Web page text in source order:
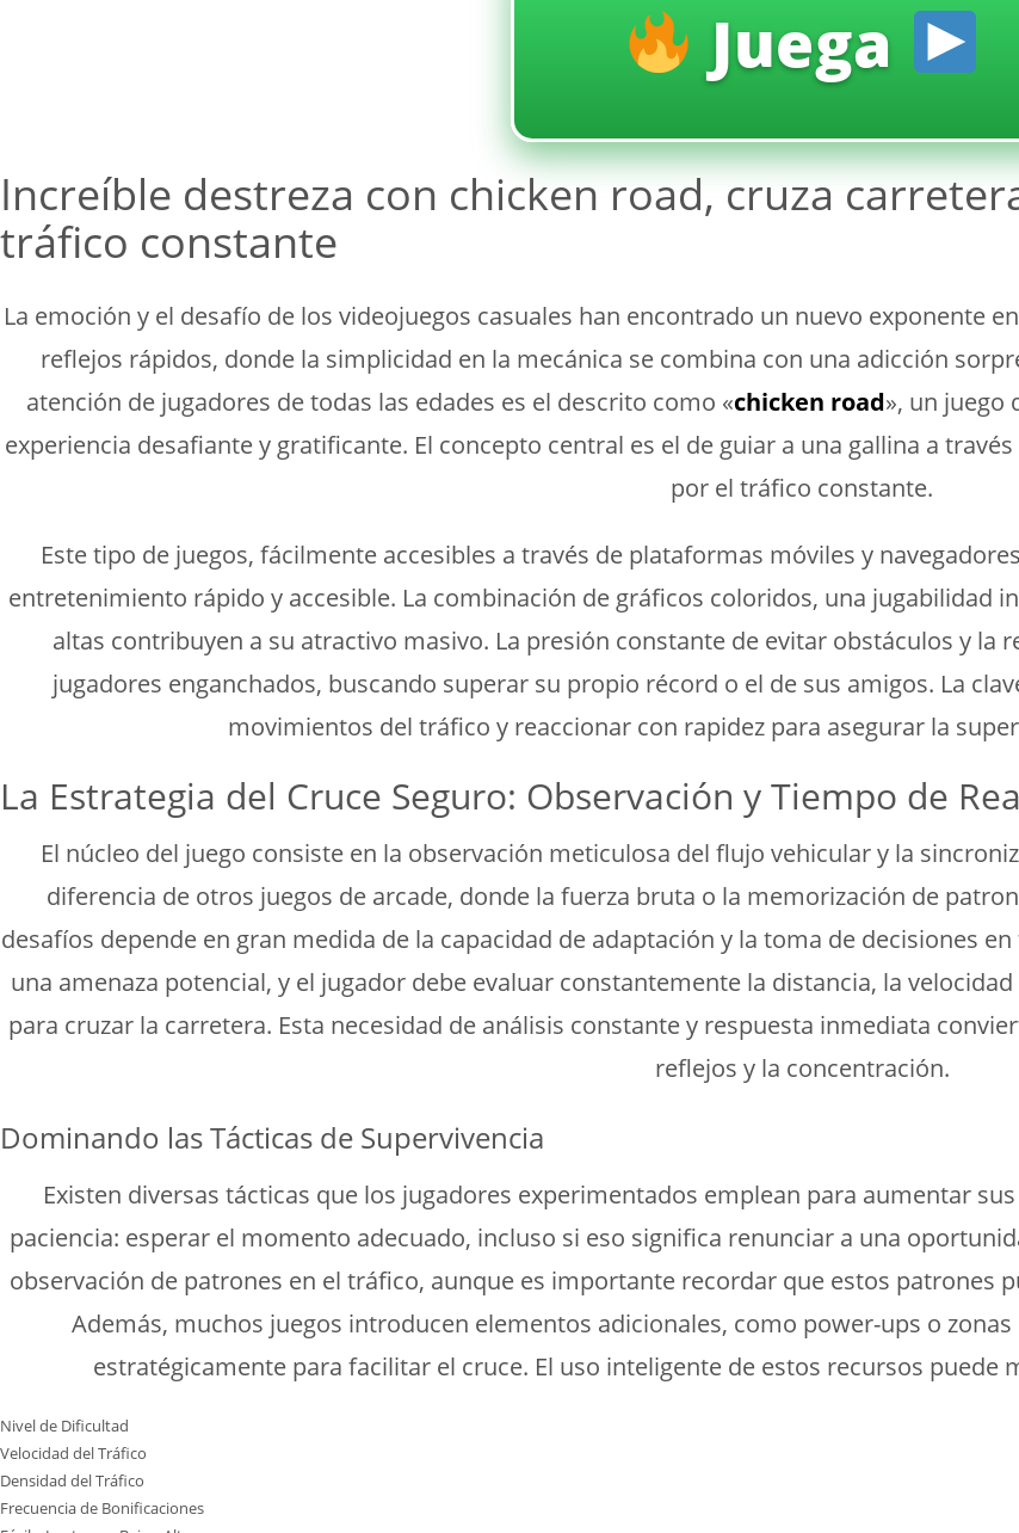
Juega
Increíble destreza con chicken road, cruza
tráfico constante
La emoción y el desafío de los videojuegos casuales han encontrado un nuevo exponente
reflejos rápidos, donde la simplicidad en la mecánica se combina con una adicción
atención de jugadores de todas las edades es el descrito como «chicken road», un juego
experiencia desafiante y gratificante. El concepto central es el de guiar a una gallina a
por el tráfico constante.
Este tipo de juegos, fácilmente accesibles a través de plataformas móviles y
entretenimiento rápido y accesible. La combinación de gráficos coloridos, una jugabilidad
altas contribuyen a su atractivo masivo. La presión constante de evitar obstáculos y la
jugadores enganchados, buscando superar su propio récord o el de sus amigos. La
movimientos del tráfico y reaccionar con rapidez para asegurar la
La Estrategia del Cruce Seguro: Observación y Tiempo de
El núcleo del juego consiste en la observación meticulosa del flujo vehicular y la
diferencia de otros juegos de arcade, donde la fuerza bruta o la memorización de
desafíos depende en gran medida de la capacidad de adaptación y la toma de decisiones
una amenaza potencial, y el jugador debe evaluar constantemente la distancia, la
para cruzar la carretera. Esta necesidad de análisis constante y respuesta inmediata
reflejos y la concentración.
Dominando las Tácticas de Supervivencia
Existen diversas tácticas que los jugadores experimentados emplean para aumentar
paciencia: esperar el momento adecuado, incluso si eso significa renunciar a una
observación de patrones en el tráfico, aunque es importante recordar que estos patrones
Además, muchos juegos introducen elementos adicionales, como power-ups o
estratégicamente para facilitar el cruce. El uso inteligente de estos recursos puede
Nivel de Dificultad
Velocidad del Tráfico
Densidad del Tráfico
Frecuencia de Bonificaciones